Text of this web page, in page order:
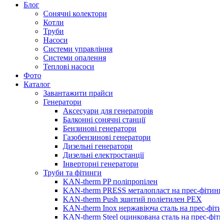
Блог
Сонячні колектори
Котли
Труби
Насоси
Системи управління
Системи опалення
Теплові насоси
Фото
Каталог
Завантажити прайси
Генератори
Аксесуари для генераторів
Балконні сонячні станції
Бензинові генератори
Газобензинові генератори
Дизельні генератори
Дизельні електростанції
Інверторні генератори
Труби та фітинги
KAN-therm PP поліпропілен
KAN-therm PRESS металопласт на прес-
KAN-therm Push зшитий поліетилен PEX
KAN-therm Inox нержавіюча сталь на прес-
KAN-therm Steel оцинкована сталь на прес-